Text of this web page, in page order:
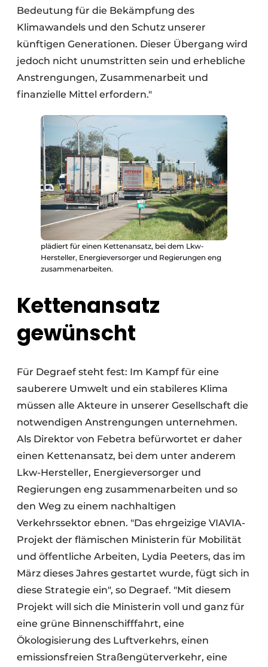
Bedeutung für die Bekämpfung des
Klimawandels und den Schutz unserer
künftigen Generationen. Dieser Übergang wird
jedoch nicht unumstritten sein und erhebliche
Anstrengungen, Zusammenarbeit und
finanzielle Mittel erfordern."
plädiert für einen Kettenansatz, bei dem Lkw-
Hersteller, Energieversorger und Regierungen eng
zusammenarbeiten.
Kettenansatz
gewünscht
Für Degraef steht fest: Im Kampf für eine
sauberere Umwelt und ein stabileres Klima
müssen alle Akteure in unserer Gesellschaft die
notwendigen Anstrengungen unternehmen.
Als Direktor von Febetra befürwortet er daher
einen Kettenansatz, bei dem unter anderem
Lkw-Hersteller, Energieversorger und
Regierungen eng zusammenarbeiten und so
den Weg zu einem nachhaltigen
Verkehrssektor ebnen. "Das ehrgeizige VIAVIA-
Projekt der flämischen Ministerin für Mobilität
und öffentliche Arbeiten, Lydia Peeters, das im
März dieses Jahres gestartet wurde, fügt sich in
diese Strategie ein", so Degraef. "Mit diesem
Projekt will sich die Ministerin voll und ganz für
eine grüne Binnenschifffahrt, eine
Ökologisierung des Luftverkehrs, einen
emissionsfreien Straßengüterverkehr, eine